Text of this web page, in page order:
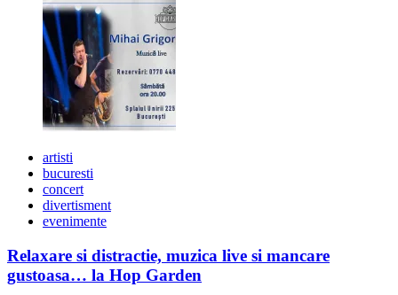
artisti
bucuresti
concert
divertisment
evenimente
Relaxare si distractie, muzica live si mancare
gustoasa… la Hop Garden